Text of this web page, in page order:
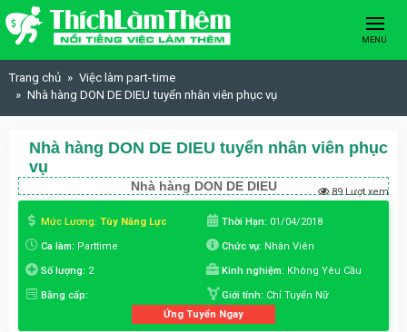
Skip to content
MENU
Trang chủ
Việc làm part-time
Nhà hàng DON DE DIEU tuyển nhân viên phục vụ
Nhà hàng DON DE DIEU tuyển nhân viên phục
vụ
Nhà hàng DON DE DIEU 89 Lượt xem
Mức Lương: Tùy Năng Lực Thời Hạn: 01/04/2018
Ca làm: Parttime Chức vụ: Nhân Viên
Số lượng: 2 Kinh nghiệm: Không Yêu Cầu
Bằng cấp: Giới tính: Chỉ Tuyển Nữ
Ứng Tuyển Ngay